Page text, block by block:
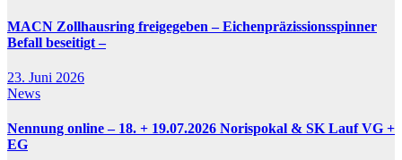
MACN Zollhausring freigegeben – Eichenpräzissionsspinner
Befall beseitigt –
23. Juni 2026
News
Nennung online – 18. + 19.07.2026 Norispokal & SK Lauf VG +
EG